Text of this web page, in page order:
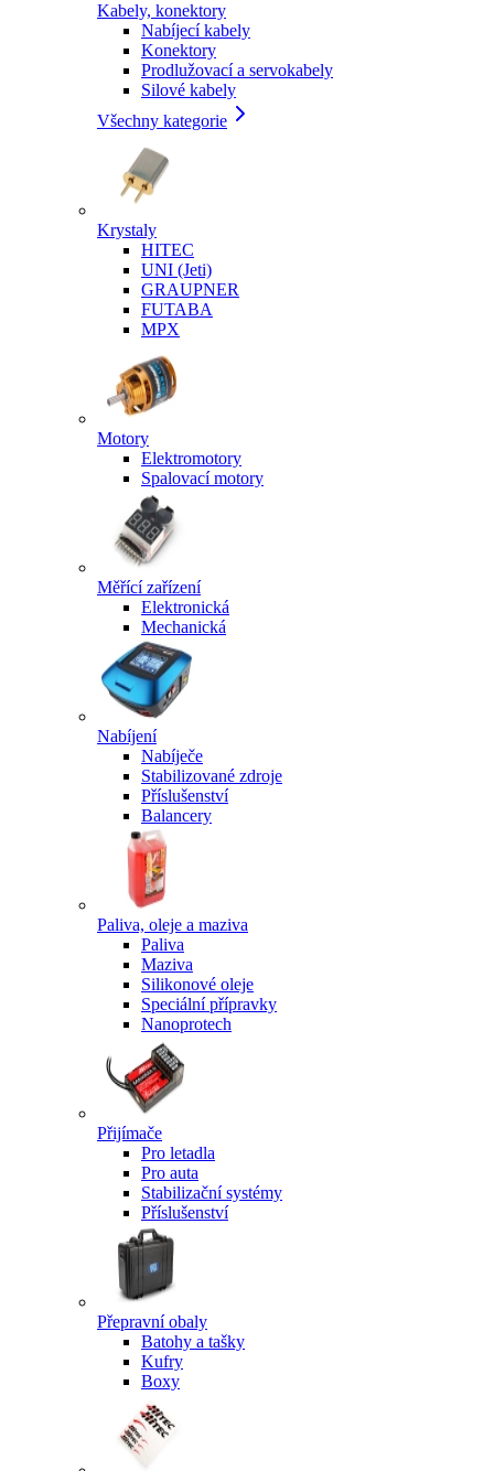
Kabely, konektory
Nabíjecí kabely
Konektory
Prodlužovací a servokabely
Silové kabely
Všechny kategorie
Krystaly
HITEC
UNI (Jeti)
GRAUPNER
FUTABA
MPX
Motory
Elektromotory
Spalovací motory
Měřící zařízení
Elektronická
Mechanická
Nabíjení
Nabíječe
Stabilizované zdroje
Příslušenství
Balancery
Paliva, oleje a maziva
Paliva
Maziva
Silikonové oleje
Speciální přípravky
Nanoprotech
Přijímače
Pro letadla
Pro auta
Stabilizační systémy
Příslušenství
Přepravní obaly
Batohy a tašky
Kufry
Boxy